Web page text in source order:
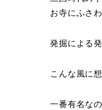
お寺にふさ
発掘による
こんな風に
一番有名な